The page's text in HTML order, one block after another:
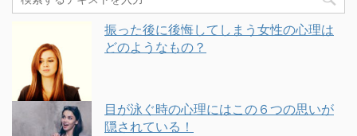
振った後に後悔してしまう女性の心理は
どのようなもの？
目が泳ぐ時の心理にはこの６つの思いが
隠されている！